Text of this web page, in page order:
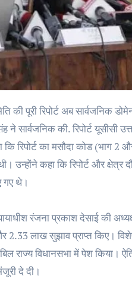
सार्वजनिक की. रिपोर्ट यूसीसी
रिपोर्ट का मसौदा कोड (भाग 2
थी। उन्होंने कहा कि रिपोर्ट और
गए थे।
रंजना प्रकाश देसाई की
लाख सुझाव प्राप्त किए।
राज्य विधानसभा में पेश किया।
दे दी।